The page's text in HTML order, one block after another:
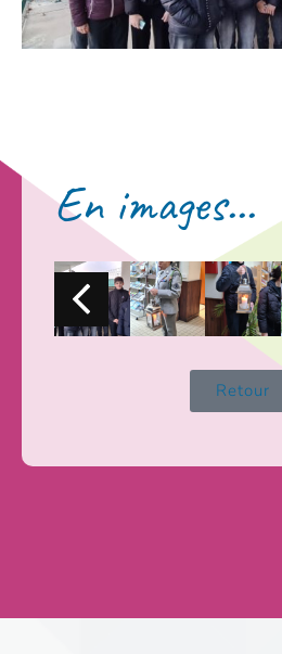
En images...
Retour